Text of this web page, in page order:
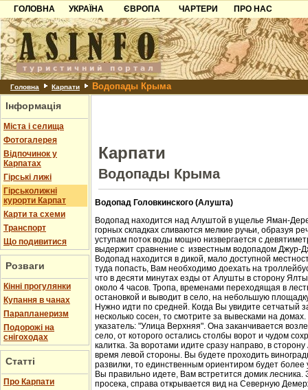
ГОЛОВНА
УКРАЇНА
Карпати
Азов
Причорноморря
Шацьк
ЄВРОПА
Чорногорія
Хорватія
Болгарія
Албанія
ЧАРТЕРИ
ПРО НАС
Контакти
Партнерам
Додати готель
Головна Карпати Водопады Крыма
Інформація
Міста і селища
Фотогалерея
Відпочинок у
Карпатах
Гірські лижі
Гірськолижні
курорти Карпат
Карти та схеми
Транспорт
Що подивитися
Розваги
Кінні прогулянки
Купання в чанах
Парапланеризм
Подорожі на
снігоходах
Статті
Про Карпати
Карпати
Водопады Крыма
Водопад Головкинского (Алушта)
Водопад находится над Алуштой в ущелье Яман-
горных складках сливаются мелкие ручьи, образуя
уступам поток воды мощно низвергается с
выдержит сравнение с известным водопадом Джур-
Водопад находится в дикой, мало доступной
туда попасть, Вам необходимо доехать на
что в десяти минутах езды от Алушты в сторону
около 4 часов. Тропа, временами переходящая в
остановкой и выводит в село, на небольшую
Нужно идти по средней. Когда Вы увидите сетчатый
несколько сосен, то смотрите за вывесками на
указатель: "Улица Верхняя". Она заканчивается
село, от которого остались столбы ворот и чудом
калитка. За воротами идите сразу направо, в
время левой стороны. Вы будете проходить
развилки, то единственным ориентиром будет более
Вы правильно идете, Вам встретится домик лесника.
просека, справа открывается вид на Северную